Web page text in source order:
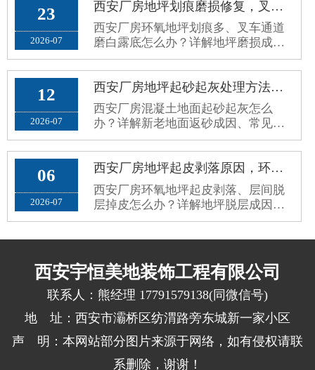
23
2026-07
西安厂房地坪划痕磨损修复，叉车通道环氧地面磨白露底翻新方案
西安厂房环氧地坪划痕多、叉车通道
磨白露底怎么办？详解地坪磨损成
因、修复误区与标准化耐磨翻新方
案，长效解决地面老旧斑驳问题。
12
2026-07
西安厂房地坪起砂起灰处理方法，新老混凝土地面返砂固化方案
西安厂房混凝土地面起砂起灰怎么
办？详解新老地面返砂成因、常见误
区与标准化固化防尘处理方案，解决
车间扬尘问题。
06
2026-07
西安厂房地坪起皮剥落原因，环氧地坪脱层掉皮根治修复方案
西安厂房环氧地坪起皮剥落、层间脱
层掉皮怎么办？详解地坪脱层成因、
施工误区与标准化根治修复方案，杜
西安宇恒美地装饰工程有限公司
联系人：熊经理 17791579138(同微信号)
地 址：西安市灞桥区纺渭路旁东城新一家小区
声 明：本网站部分图片来源于网络，如有侵权请联
系删除，谢谢！